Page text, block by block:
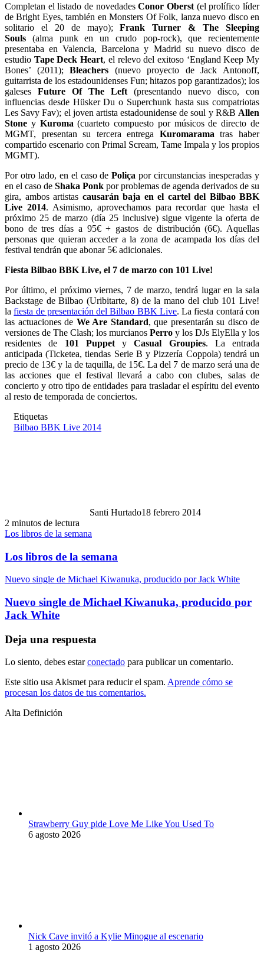
Completan el listado de novedadesConor Oberst (el prolífico líder
de Bright Eyes, también en Monsters Of Folk, lanza nuevo disco en
solitario el 20 de mayo);Frank Turner & The Sleeping
Souls (alma punk en un crudo pop-rock), que recientemente
presentaba en Valencia, Barcelona y Madrid su nuevo disco de
estudio Tape Deck Heart, el relevo del exitoso ‘England Keep My
Bones’ (2011);Bleachers (nuevo proyecto de Jack Antonoff,
guitarrista de los estadounidenses Fun; hitazos pop garantizados); los
galeses Future Of The Left (presentando nuevo disco, con
influencias desde Hüsker Du o Superchunk hasta sus compatriotas
Les Savy Fav); el joven artista estadounidense de soul y R&B Allen
Stone y Kuroma(cuarteto compuesto por músicos de directo de
MGMT, presentan su tercera entrega Kuromarama tras haber
compartido escenario con Primal Scream, Tame Impala y los propios
MGMT).
Por otro lado, en el caso dePoliça por circunstancias inesperadas y
en el caso de Shaka Ponk por problemas de agenda derivados de su
gira, ambos artistas causarán baja en el cartel del Bilbao BBK
Live 2014. Asimismo, aprovechamos para recordar que hasta el
próximo 25 de marzo (día 25 inclusive) sigue vigente la oferta de
bono de tres días a 95€ + gastos de distribución (6€). Aquellas
personas que quieran acceder a la zona de acampada los días del
festival tendrán que abonar 5€ adicionales.
Fiesta Bilbao BBK Live, el 7 de marzo con 101 Live!
Por último, el próximo viernes, 7 de marzo, tendrá lugar en la sala
Backstage de Bilbao (Uribitarte, 8) de la mano del club 101 Live!
lafiesta de presentación del Bilbao BBK Live. La fiesta contará con
las actuaciones de We Are Standard, que presentarán su disco de
versiones de The Clash; los murcianos Perro y los DJs ElyElla y los
residentes de 101 Puppety Casual Groupies. La entrada
anticipada (Ticketea, tiendas Serie B y Pizzería Coppola) tendrá un
precio de 13€ y la de taquilla, de 15€. La del 7 de marzo será una de
las acciones que el festival llevará a cabo con clubes, salas de
concierto y otro tipo de entidades para trasladar el espíritu del evento
al resto de temporada de conciertos.
Etiquetas
Bilbao BBK Live 2014
Santi Hurtado18 febrero 2014
2 minutos de lectura
Los libros de la semana
Los libros de la semana
Nuevo single de Michael Kiwanuka, producido por Jack White
Nuevo single de Michael Kiwanuka, producido por
Jack White
Deja una respuesta
Lo siento, debes estarconectado para publicar un comentario.
Este sitio usa Akismet para reducir el spam. Aprende cómo se
procesan los datos de tus comentarios.
Alta Definición
Strawberry Guy pide Love Me Like You Used To
6 agosto 2026
Nick Cave invitó a Kylie Minogue al escenario
1 agosto 2026